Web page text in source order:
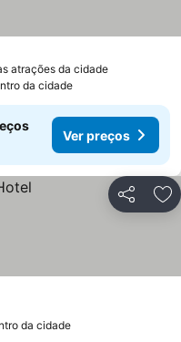
atrações da cidade
da cidade
Ver preços
Partilhar
da cidade